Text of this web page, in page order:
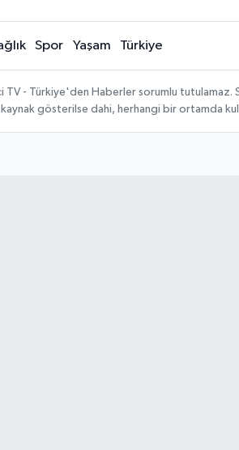
Spor Yaşam Türkiye
TV - Türkiye'den Haberler sorumlu tutulamaz.
gösterilse dahi, herhangi bir ortamda